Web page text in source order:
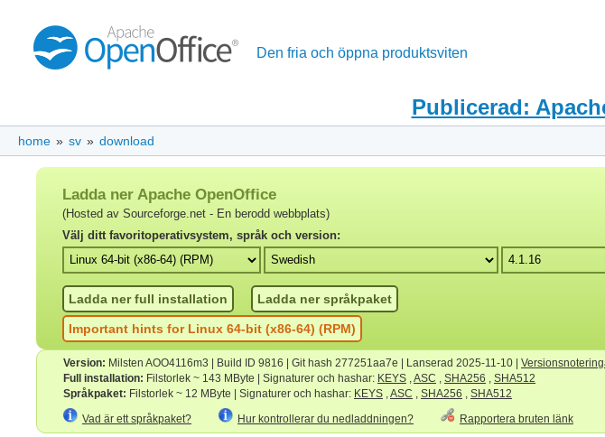
Den fria och öppna produktsviten
Publicerad:
home » sv » download
Ladda ner Apache OpenOffice
(Hosted av Sourceforge.net - En berodd webbplats)
Välj ditt favoritoperativsystem, språk och version:
Ladda ner full installation Ladda ner språkpaket
Important hints for Linux 64-bit (x86-64) (RPM)
Version: Milsten AOO4116m3 | Build ID 9816 | Git hash 277251aa7e | Lanserad 2025-11-10 |
Full installation: Filstorlek ~ 143 MByte | Signaturer och hashar: KEYS, ASC SHA256
SHA512
Språkpaket: Filstorlek ~ 12 MByte | Signaturer och hashar: KEYS, ASC SHA256 SHA512
Vad är ett språkpaket? Hur kontrollerar du nedladdningen? Rapportera bruten länk